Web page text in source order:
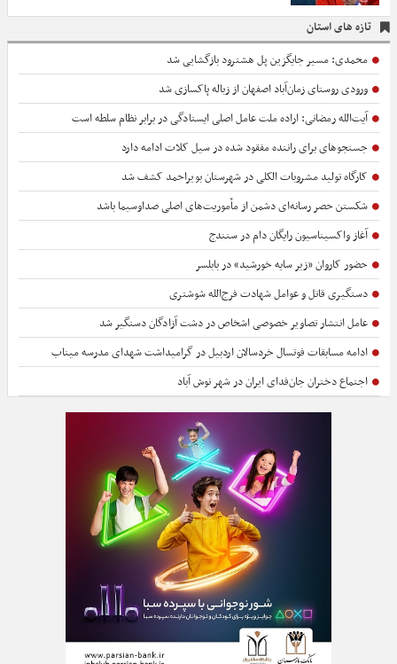
تازه های استان
محمدی: مسیر جایگزین پل هشترود بازگشایی شد
ورودی روستای زمان‌آباد اصفهان از زباله پاکسازی شد
آیت‌الله رمضانی: اراده ملت عامل اصلی ایستادگی در برابر نظام سلطه است
جستجوهای برای راننده مفقود شده در سیل کلات ادامه دارد
کارگاه تولید مشروبات الکلی در شهرستان بویراحمد کشف شد
شکستن حصر رسانه‌ای دشمن از مأموریت‌های اصلی صداوسیما باشد
آغاز واکسیناسیون رایگان دام در سنندج
حضور کاروان «زیر سایه خورشید» در بابلسر
دستگیری قاتل و عوامل شهادت فرج‌الله شوشتری
عامل انتشار تصاویر خصوصی اشخاص در دشت آزادگان دستگیر شد
ادامه مسابقات فوتسال خردسالان اردبیل در گرامیداشت شهدای مدرسه میناب
اجتماع دختران جان‌فدای ایران در شهر نوش آباد